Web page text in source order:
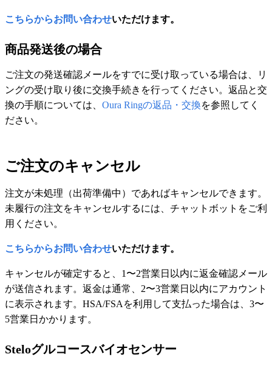
こちらからお問い合わせいただけます。
商品発送後の場合
ご注文の発送確認メールをすでに受け取っている場合は、リ
ングの受け取り後に交換手続きを行ってください。返品と交
換の手順については、 Oura Ringの返品・交換を参照してく
ださい。
ご注文のキャンセル
注文が未処理（出荷準備中）であればキャンセルできます。
未履行の注文をキャンセルするには、チャットボットをご利
用ください。
こちらからお問い合わせいただけます。
キャンセルが確定すると、1〜2営業日以内に返金確認メール
が送信されます。返金は通常、2〜3営業日以内にアカウント
に表示されます。HSA/FSAを利用して支払った場合は、3〜
5営業日かかります。
Steloグルコースバイオセンサー